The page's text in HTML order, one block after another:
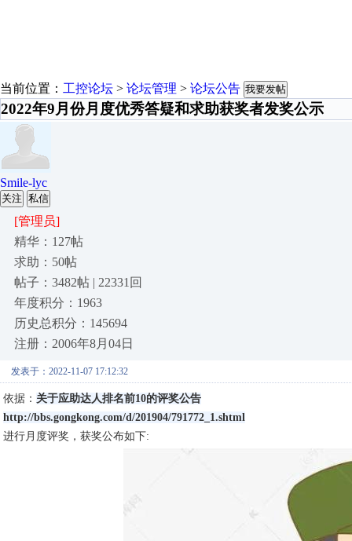
当前位置： 工控论坛 > 论坛管理 > 论坛公告 我要发帖
2022年9月份月度优秀答疑和求助获奖者发奖公示
Smile-lyc
关注 私信
[管理员]
精华：127帖
求助：50帖
帖子：3482帖 | 22331回
年度积分：1963
历史总积分：145694
注册：2006年8月04日
发表于：2022-11-07 17:12:32
依据： 关于应助达人排名前10的评奖公告
http://bbs.gongkong.com/d/201904/791772_1.shtml
进行月度评奖，获奖公布如下: